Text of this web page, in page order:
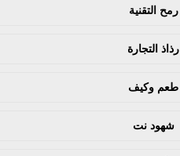
رمح التقنية
رذاذ التجارة
طعم وكيف
شهود نت